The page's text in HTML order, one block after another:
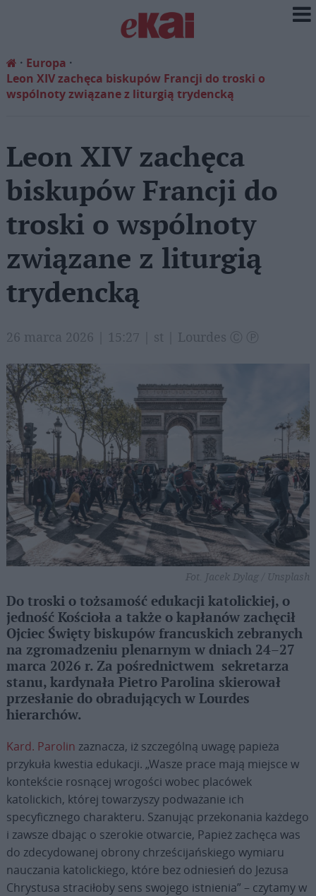
Europa
Leon XIV zachęca biskupów Francji do troski o
wspólnoty związane z liturgią trydencką
Leon XIV zachęca
biskupów Francji do
troski o wspólnoty
związane z liturgią
trydencką
26 marca 2026 | 15:27 | st | Lourdes Ⓒ Ⓟ
Fot. Jacek Dylag / Unsplash
Do troski o tożsamość edukacji katolickiej, o
jedność Kościoła a także o kapłanów zachęcił
Ojciec Święty biskupów francuskich zebranych
na zgromadzeniu plenarnym w dniach 24–27
marca 2026 r. Za pośrednictwem sekretarza
stanu, kardynała Pietro Parolina skierował
przesłanie do obradujących w Lourdes
hierarchów.
Kard. Parolin zaznacza, iż szczególną uwagę papieża
przykuła kwestia edukacji. „Wasze prace mają miejsce w
kontekście rosnącej wrogości wobec placówek
katolickich, której towarzyszy podważanie ich
specyficznego charakteru. Szanując przekonania każdego
i zawsze dbając o szerokie otwarcie, Papież zachęca was
do zdecydowanej obrony chrześcijańskiego wymiaru
nauczania katolickiego, które bez odniesień do Jezusa
Chrystusa straciłoby sens swojego istnienia” – czytamy w